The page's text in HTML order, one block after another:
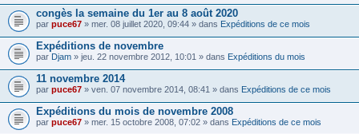
congès la semaine du 1er au 8 août 2020
par puce67 » mer. 08 juillet 2020, 09:44 » dans Expéditions de ce mois
Expéditions de novembre
par Djam » jeu. 22 novembre 2012, 10:01 » dans Expéditions du mois
11 novembre 2014
par puce67 » ven. 07 novembre 2014, 08:41 » dans Expéditions de ce mois
Expéditions du mois de novembre 2008
par puce67 » mer. 15 octobre 2008, 07:02 » dans Expéditions de ce mois